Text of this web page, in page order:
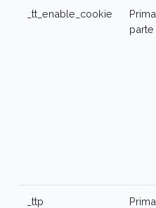
_tt_enable_cookie
Prima
parte
_ttp
Prima